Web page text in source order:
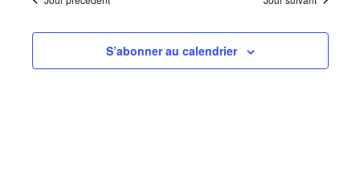
2026
date.
S’abonner au calendrier